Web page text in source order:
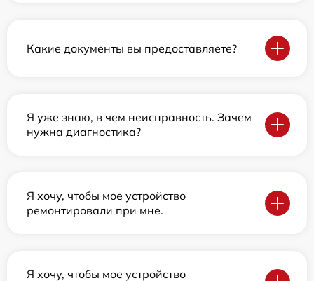
Какие документы вы предоставляете?
Я уже знаю, в чем неисправность. Зачем
нужна диагностика?
Я хочу, чтобы мое устройство
ремонтировали при мне.
Я хочу, чтобы мое устройство